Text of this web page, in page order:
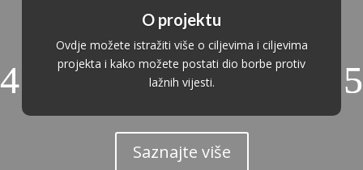
O projektu
Ovdje možete istražiti više o ciljevima i ciljevima
projekta i kako možete postati dio borbe protiv
lažnih vijesti.
Saznajte više